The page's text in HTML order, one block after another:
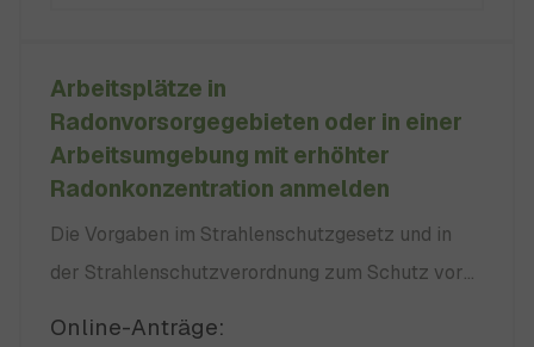
Arbeitsplätze in
Radonvorsorgegebieten oder in einer
Arbeitsumgebung mit erhöhter
Radonkonzentration anmelden
Die Vorgaben im Strahlenschutzgesetz und in
der Strahlenschutzverordnung zum Schutz vor
Online-Anträge: